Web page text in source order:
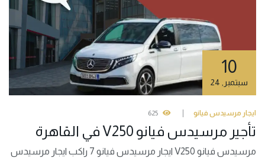
10
سبتمبر
ايجار مرسيدس فيانو 625
تأجير مرسيدس فيانو V250 في القاهرة
مرسيدس فيانو V250 ايجار مرسيدس فيانو 7 راكب ايجار مرسيدس